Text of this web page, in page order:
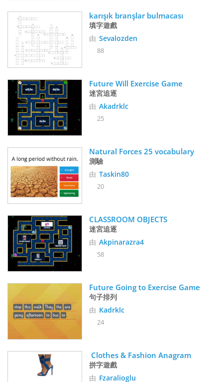
karışık branşlar bulmacası
填字遊戲
由 Sevalozden
88
Future Will Exercise Game
迷宮追逐
由 Akadrklc
25
Natural Forces 25 vocabulary
測驗
由 Taskin80
20
CLASSROOM OBJECTS
迷宮追逐
由 Akpinarazra4
58
句子排列
由 Kadrklc
24
Clothes & Fashion Anagram
拼字遊戲
由 Fzaralioglu